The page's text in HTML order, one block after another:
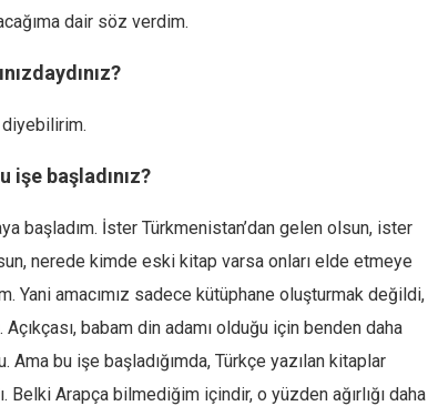
dair söz verdim.
diyebilirim.
işe başladınız?
başladım. İster Türkmenistan’dan gelen olsun, ister
nerede kimde eski kitap varsa onları elde etmeye
Yani amacımız sadece kütüphane oluşturmak değildi,
Açıkçası, babam din adamı olduğu için benden daha
bu işe başladığımda, Türkçe yazılan kitaplar
Arapça bilmediğim içindir, o yüzden ağırlığı daha